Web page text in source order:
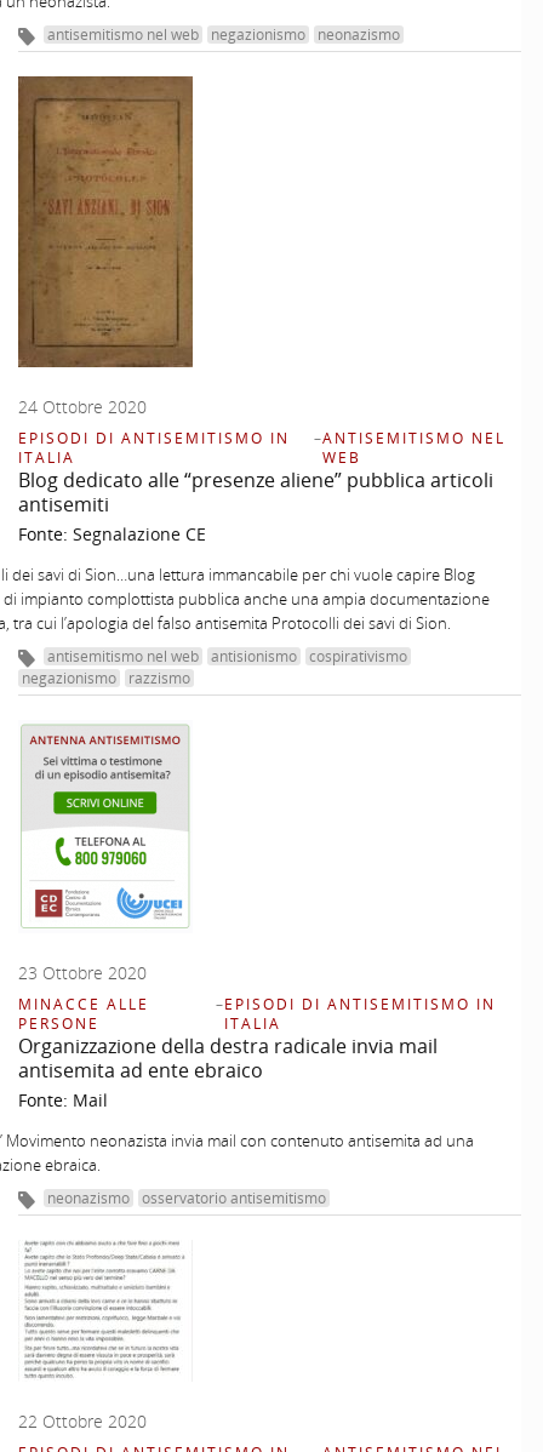
antisemitismo nel web negazionismo neonazismo
24 Ottobre 2020
EPISODI DI ANTISEMITISMO IN
ITALIA
–ANTISEMITISMO NEL
WEB
Blog dedicato alle “presenze aliene” pubblica articoli
antisemiti
Fonte: Segnalazione CE
dei savi di Sion…una lettura immancabile per chi vuole capire Blog
impianto complottista pubblica anche una ampia documentazione
tra cui l’apologia del falso antisemita Protocolli dei savi di Sion.
antisemitismo nel web antisionismo
cospirativismo
negazionismo
razzismo
23 Ottobre 2020
MINACCE ALLE
PERSONE
–EPISODI DI ANTISEMITISMO IN
ITALIA
Organizzazione della destra radicale invia mail
antisemita ad ente ebraico
Fonte: Mail
Movimento neonazista invia mail con contenuto antisemita ad una
ebraica.
neonazismo osservatorio antisemitismo
22 Ottobre 2020